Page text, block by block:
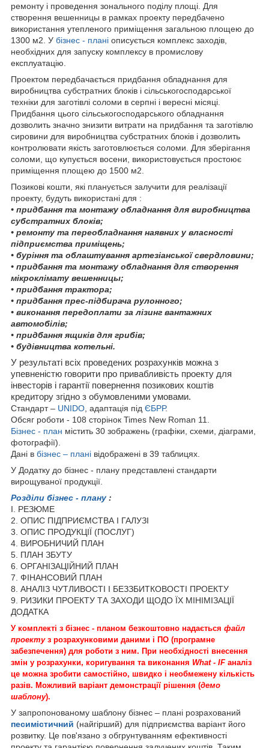
ремонту і проведення зонального поділу площі. Для
створення вешенницы в рамках проекту передбачено
використання утепленого приміщення загальною площею до
1300 м2. У бізнес - плані описується комплекс заходів,
необхідних для запуску комплексу в промислову
експлуатацію.
Проектом передбачається придбання обладнання для
виробництва субстратних блоків і сільськогосподарської
техніки для заготівлі соломи в серпні і вересні місяці.
Придбання цього сільськогосподарського обладнання
дозволить значно знизити витрати на придбання та заготівлю
сировини для виробництва субстратних блоків і дозволить
контролювати якість заготовлюється соломи. Для зберігання
соломи, що купується восени, використовується простоює
приміщення площею до 1500 м2.
Позикові кошти, які планується залучити для реалізації
проекту, будуть використані для :
• придбання та монтажу обладнання для виробництва
субстратних блоків;
• ремонту та переобладнання наявних у власності
підприємства приміщень;
• буріння та облаштування артезіанської свердловини;
• придбання та монтажу обладнання для створення
мікроклімату вешенницы;
• придбання трактора;
• придбання прес-підбирача рулонного;
• виконання передоплати за лізинг вантажних
автомобілів;
• придбання ящиків для грибів;
• будівництва котельні.
У результаті всіх проведених розрахунків можна з
упевненістю говорити про привабливість проекту для
інвесторів і гарантії повернення позикових коштів
кредитору згідно з обумовленими умовами.
Стандарт – UNIDO , адаптація під ЄБРР.
Обсяг роботи - 108 сторінок Times New Roman 11.
Бізнес - план містить 30 зображень (графіки, схеми, діаграми,
фотографії).
Дані в бізнес – плані відображені в 39 таблицях.
У Додатку до бізнес - плану представлені стандарти
вирощуваної продукції.
Розділи бізнес - плану :
I. РЕЗЮМЕ
2. ОПИС ПІДПРИЄМСТВА І ГАЛУЗІ
3. ОПИС ПРОДУКЦІЇ (ПОСЛУГ)
4. ВИРОБНИЧИЙ ПЛАН
5. ПЛАН ЗБУТУ
6. ОРГАНІЗАЦІЙНИЙ ПЛАН
7. ФІНАНСОВИЙ ПЛАН
8. АНАЛІЗ ЧУТЛИВОСТІ І БЕЗЗБИТКОВОСТІ ПРОЕКТУ
9. РИЗИКИ ПРОЕКТУ ТА ЗАХОДИ ЩОДО ЇХ МІНІМІЗАЦІЇ
ДОДАТКА
У комплекті з бізнес - планом безкоштовно надається файл
проектуз розрахунковими даними і ПО (програмне
забезпечення) для роботи з ним. При необхідності внесення
змін у розрахунки, коригування та виконання What - IFаналіз
це можна зробити самостійно, швидко і необмежену кількість
разів. Можливий варіант демонстрації рішення (демо
шаблону).
У запропонованому шаблону бізнес – плані розрахований
песимістичний (найгірший) для підприємства варіант його
розвитку. Це пов'язано з обгрунтуванням ефективності